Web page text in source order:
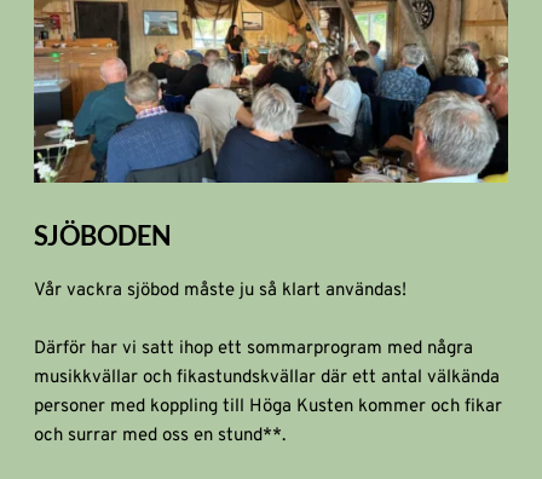
SJÖBODEN
Vår vackra sjöbod måste ju så klart användas!
Därför har vi satt ihop ett sommarprogram med några
musikkvällar och fikastundskvällar där ett antal välkända
personer med koppling till Höga Kusten kommer och fikar
och surrar med oss en stund**.